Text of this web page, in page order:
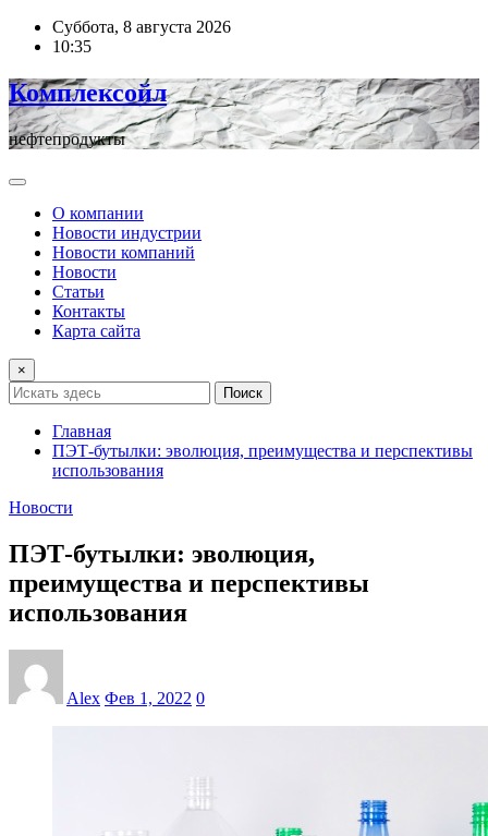
ПерейтиСуббота, 8 августа 2026
10:35
Комплексойл
нефтепродукты
О компании
Новости индустрии
Новости компаний
Новости
Статьи
Контакты
Карта сайта
×
Поиск
Главная
ПЭТ-бутылки: эволюция, преимущества и перспективы
использования
Новости
ПЭТ-бутылки: эволюция,
преимущества и перспективы
использования
Alex Фев 1, 2022 0